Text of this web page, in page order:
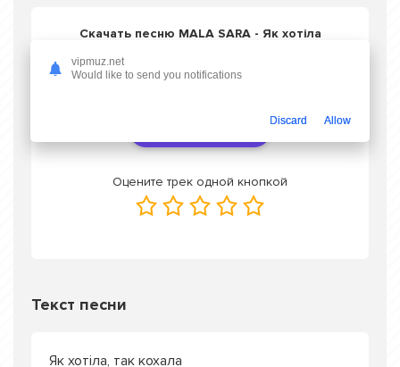
Скачать песню MALA SARA - Як хотіла
бесплатно
Оцените трек одной кнопкой
Текст песни
Як хотіла, так кохала
vipmuz.net
Would like to send you notifications
Discard Allow